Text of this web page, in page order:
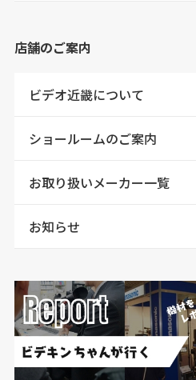
店舗のご案内
ビデオ近畿について
ショールームのご案内
お取り扱いメーカー一覧
お知らせ